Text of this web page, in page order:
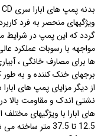
ویژگیهای منحصر به فرد
گردد که این پمپ در
مواجهه با رسوبات عملکرد
ها برای مصارف خانگی ،
برجهای خنک کننده و به طور
نشتی اندک و مقاومت بالا
12.5 تا 37.5 متر